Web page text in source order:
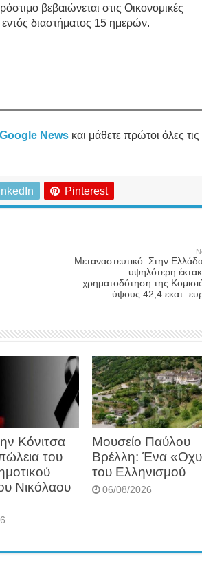
βεβαιώνεται στις Οικονομικές
διαστήματος 15 ημερών.
Google News και μάθετε πρώτοι όλες τις
Pinterest
Μεταναστευτικό: Στην
υψηλότερη
χρηματοδότηση της
ύψους 42,4 εκατ.
Κόνιτσα
του
Νικόλαου
Μουσείο Παύλου
Βρέλλη: Ένα
του Ελληνισμού
06/08/2026